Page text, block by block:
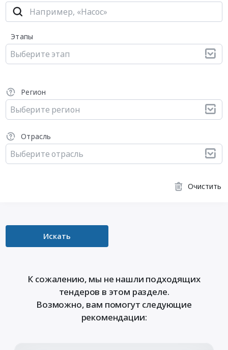
Этапы
Выберите этап
Регион
Выберите регион
Отрасль
Выберите отрасль
Очистить
Искать
К сожалению, мы не нашли подходящих
тендеров в этом разделе.
Возможно, вам помогут следующие
рекомендации: